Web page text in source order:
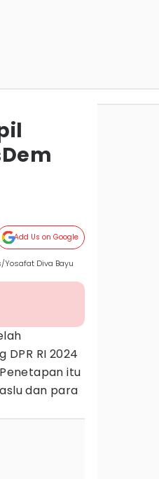
Add Us on Google
Yosafat Diva Bayu
DPR RI 2024
itu
dan para